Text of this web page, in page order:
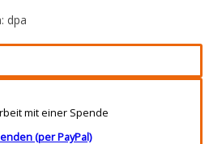
dpa
mit einer Spende
(per PayPal)